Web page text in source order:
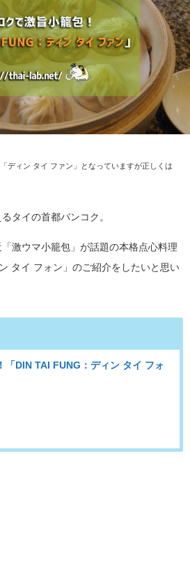
ディン タイ ファン」となっていますが正しくは
タイの首都バンコク。
激ウマ小籠包」が話題の本格点心料理
タイ フォン」のご紹介をしたいと思い
「DIN TAI FUNG：ディン タイ フォ